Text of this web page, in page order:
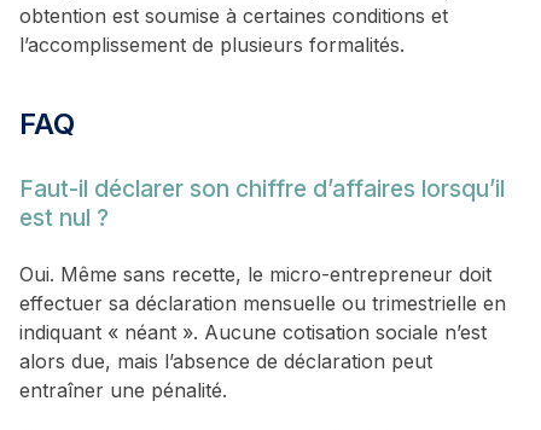
obtention est soumise à certaines conditions et
l’accomplissement de plusieurs formalités.
FAQ
Faut-il déclarer son chiffre d’affaires lorsqu’il
est nul ?
Oui. Même sans recette, le micro-entrepreneur doit
effectuer sa déclaration mensuelle ou trimestrielle en
indiquant « néant ». Aucune cotisation sociale n’est
alors due, mais l’absence de déclaration peut
entraîner une pénalité.